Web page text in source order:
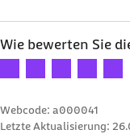
Wie bewerten Sie
Ihre Bewertung: 1 Stern
Ihre Bewertung: 2
Ihre Ihre Ihre
Webcode: a000041
Letzte Aktualisierung: